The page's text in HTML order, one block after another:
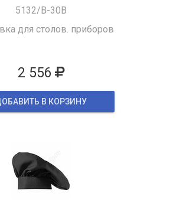
5132/B-30B
для столов. приборов
2 556
В КОРЗИНУ